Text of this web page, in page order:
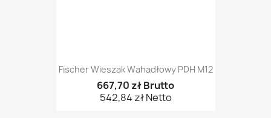
Fischer Wieszak Wahadłowy PDH M12
667,70 zł Brutto
542,84 zł Netto